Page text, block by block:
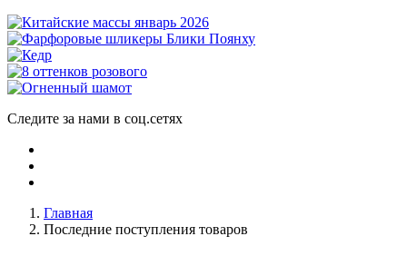
Следите за нами в соц.сетях
Главная
Последние поступления товаров